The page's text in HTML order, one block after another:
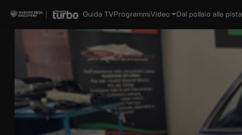
Guida TV ProgrammiVideo Dal pollaio alla pista